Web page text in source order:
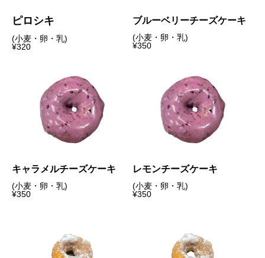
ピロシキ
(小麦・卵・乳)
¥320
ブルーベリーチーズケーキ
(小麦・卵・乳)
¥350
キャラメルチーズケーキ
(小麦・卵・乳)
¥350
レモンチーズケーキ
(小麦・卵・乳)
¥350